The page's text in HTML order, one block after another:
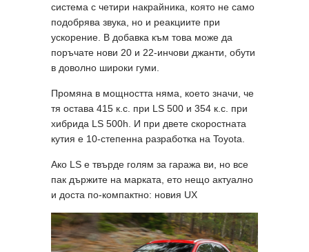
система с четири накрайника, която не само
подобрява звука, но и реакциите при
ускорение. В добавка към това може да
поръчате нови 20 и 22-инчови джанти, обути
в доволно широки гуми.
Промяна в мощността няма, което значи, че
тя остава 415 к.с. при LS 500 и 354 к.с. при
хибрида LS 500h. И при двете скоростната
кутия е 10-степенна разработка на Toyota.
Ако LS е твърде голям за гаража ви, но все
пак държите на марката, ето нещо актуално
и доста по-компактно: новия UX